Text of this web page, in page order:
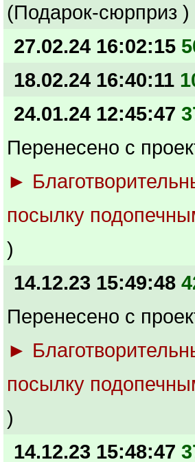
(Подарок-сюрприз )
27.02.24 16:02:15
18.02.24 16:40:11
24.01.24 12:45:47
Перенесено с
►
посылку
)
14.12.23 15:49:48
Перенесено с
►
посылку
)
14.12.23 15:48:47